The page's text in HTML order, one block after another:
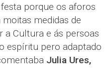
porque os aforos
medidas de
a Cultura e ás persoas
espíritu pero adaptado
Julia Ures,